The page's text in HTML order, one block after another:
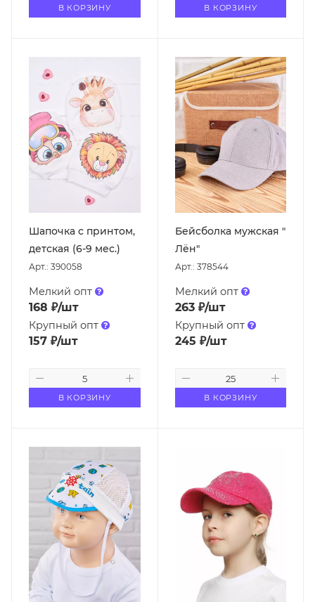
В КОРЗИНУ В КОРЗИНУ
Шапочка с принтом,
детская (6-9 мес.)
Арт.: 390058
Мелкий опт
168 ₽/шт
Крупный опт
157 ₽/шт
В КОРЗИНУ
Бейсболка мужская "
Лён"
Арт.: 378544
Мелкий опт
263₽/шт
Крупный опт
245 ₽/шт
В КОРЗИНУ